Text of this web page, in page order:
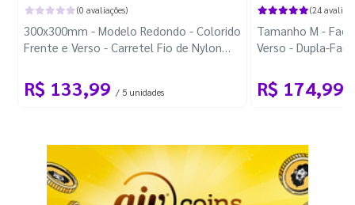
(0 avaliações)
300x300mm - Modelo Redondo - Colorido
Frente e Verso - Carretel Fio de Nylon
R$ 133,99 / 5 unidades
(24
Tamanho M -
Verso - Dupla-
R$ 174,99